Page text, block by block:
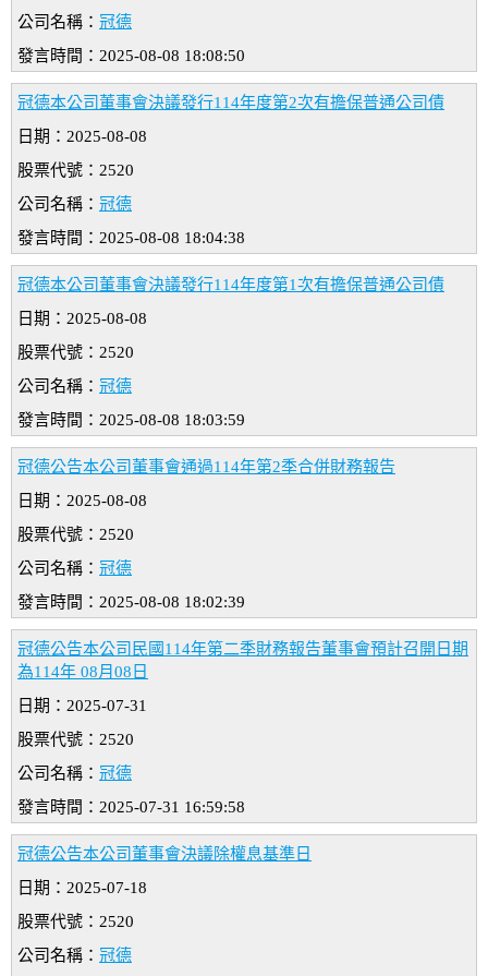
公司名稱： 冠德
發言時間：2025-08-08 18:08:50
冠德本公司董事會決議發行114年度第2次有擔保普通公司債
日期：2025-08-08
股票代號：2520
公司名稱： 冠德
發言時間：2025-08-08 18:04:38
冠德本公司董事會決議發行114年度第1次有擔保普通公司債
日期：2025-08-08
股票代號：2520
公司名稱： 冠德
發言時間：2025-08-08 18:03:59
冠德公告本公司董事會通過114年第2季合併財務報告
日期：2025-08-08
股票代號：2520
公司名稱： 冠德
發言時間：2025-08-08 18:02:39
冠德公告本公司民國114年第二季財務報告董事會預計召開日期
為114年 08月08日
日期：2025-07-31
股票代號：2520
公司名稱： 冠德
發言時間：2025-07-31 16:59:58
冠德公告本公司董事會決議除權息基準日
日期：2025-07-18
股票代號：2520
公司名稱： 冠德